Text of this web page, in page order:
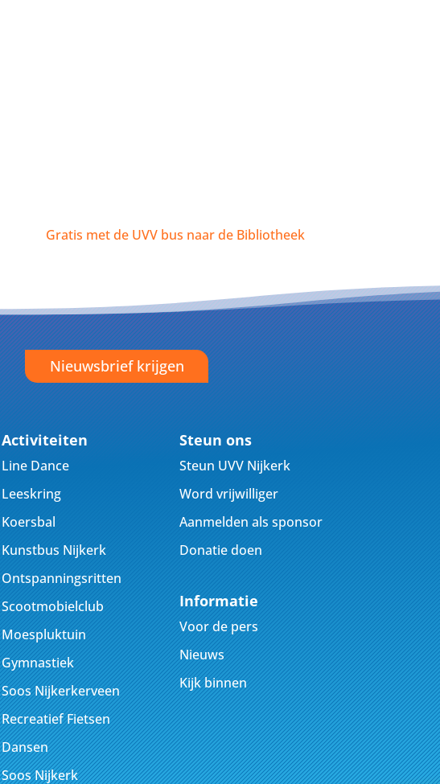
Gratis met de UVV bus naar de Bibliotheek
Nieuwsbrief krijgen
Activiteiten
Line Dance
Leeskring
Koersbal
Kunstbus Nijkerk
Ontspanningsritten
Scootmobielclub
Moespluktuin
Gymnastiek
Soos Nijkerkerveen
Recreatief Fietsen
Dansen
Soos Nijkerk
Steun ons
Steun UVV Nijkerk
Word vrijwilliger
Aanmelden als sponsor
Donatie doen
Informatie
Voor de pers
Nieuws
Kijk binnen